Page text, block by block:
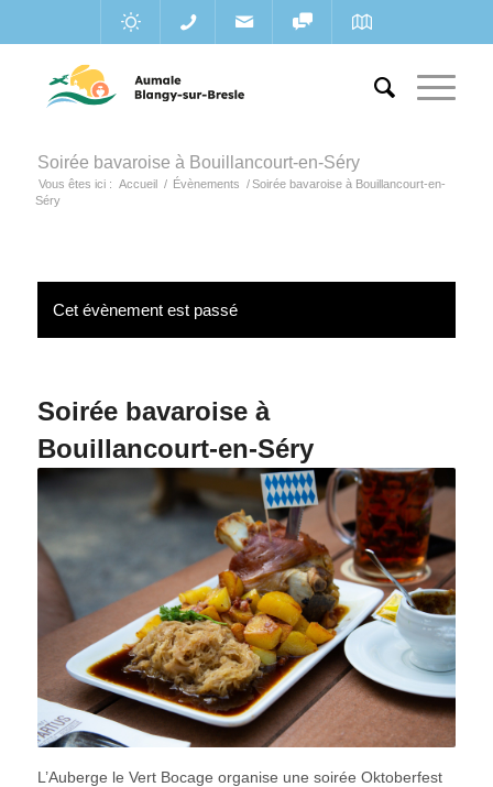
Soirée bavaroise à Bouillancourt-en-Séry
Vous êtes ici : Accueil / Évènements / Soirée bavaroise à Bouillancourt-en-
Séry
Cet évènement est passé
Soirée bavaroise à
Bouillancourt-en-Séry
L’Auberge le Vert Bocage organise une soirée Oktoberfest